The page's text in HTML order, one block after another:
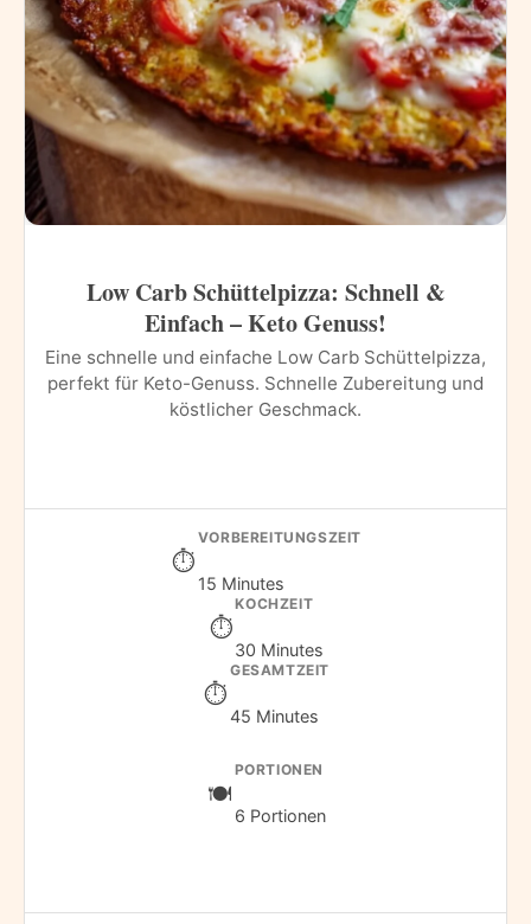
Low Carb Schüttelpizza: Schnell &
Einfach – Keto Genuss!
Eine schnelle und einfache Low Carb Schüttelpizza,
perfekt für Keto-Genuss. Schnelle Zubereitung und
köstlicher Geschmack.
VORBEREITUNGSZEIT
15 Minutes
KOCHZEIT
30 Minutes
GESAMTZEIT
45 Minutes
PORTIONEN
6 Portionen